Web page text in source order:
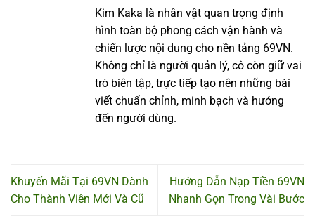
Kim Kaka là nhân vật quan trọng định
hình toàn bộ phong cách vận hành và
chiến lược nội dung cho nền tảng 69VN.
Không chỉ là người quản lý, cô còn giữ vai
trò biên tập, trực tiếp tạo nên những bài
viết chuẩn chỉnh, minh bạch và hướng
đến người dùng.
Khuyến Mãi Tại 69VN Dành
Cho Thành Viên Mới Và Cũ
Hướng Dẫn Nạp Tiền 69VN
Nhanh Gọn Trong Vài Bước